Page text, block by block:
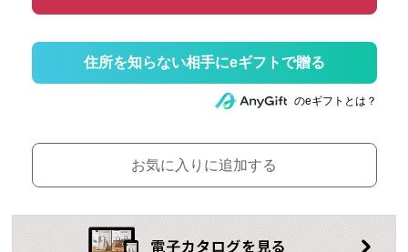
住所を知らない相手にeギフトで贈る
のeギフトとは？
お気に入りに追加する